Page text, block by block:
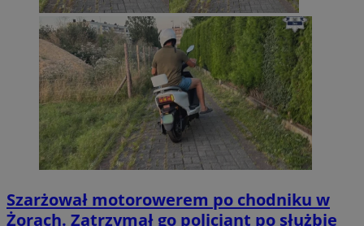
Szarżował motorowerem po chodniku w
Żorach. Zatrzymał go policjant po służbie